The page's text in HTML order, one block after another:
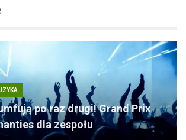
po raz drugi! Grand Prix
dla zespołu